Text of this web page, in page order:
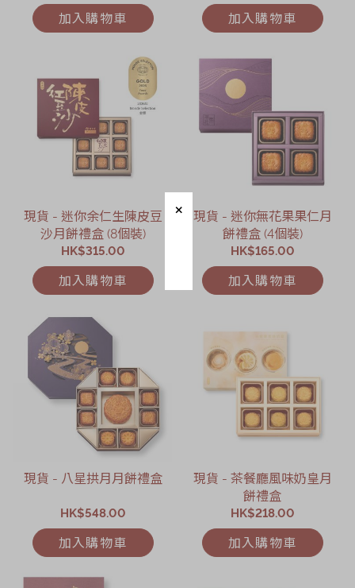
加入購物車 加入購物車
現貨 - 迷你余仁生陳皮豆
沙月餅禮盒 (8個裝)
HK$315.00
加入購物車
現貨 - 迷你無花果果仁月
餅禮盒 (4個裝)
HK$165.00
加入購物車
現貨 - 八星拱月月餅禮盒
HK$548.00
加入購物車
現貨 - 茶餐廳風味奶皇月
餅禮盒
HK$218.00
加入購物車